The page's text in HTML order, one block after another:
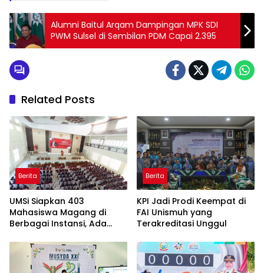
Alumni Baitul Arqam Dampingan MPK SDI
PWM Sulsel di Sembilan PDM Capai 2.395
Related Posts
Berita
UMSi Siapkan 403
Mahasiswa Magang di
Berbagai Instansi, Ada
Taiwan
Berita
KPI Jadi Prodi Keempat di
FAI Unismuh yang
Terakreditasi Unggul